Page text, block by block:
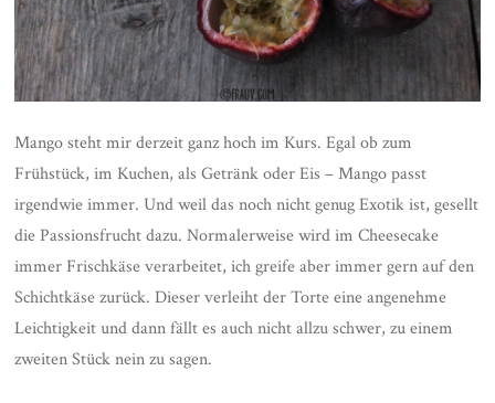
Mango steht mir derzeit ganz hoch im Kurs. Egal ob zum
Frühstück, im Kuchen, als Getränk oder Eis – Mango passt
irgendwie immer. Und weil das noch nicht genug Exotik ist, gesellt
die Passionsfrucht dazu. Normalerweise wird im Cheesecake
immer Frischkäse verarbeitet, ich greife aber immer gern auf den
Schichtkäse zurück. Dieser verleiht der Torte eine angenehme
Leichtigkeit und dann fällt es auch nicht allzu schwer, zu einem
zweiten Stück nein zu sagen.